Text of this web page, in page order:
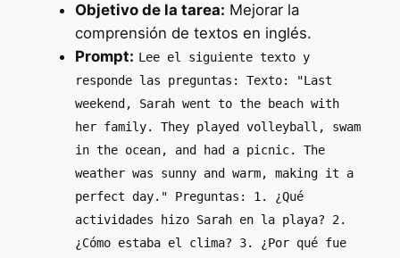
Objetivo de la tarea: Mejorar la
comprensión de textos en inglés.
Prompt: Lee el siguiente texto y
responde las preguntas: Texto: "Last
weekend, Sarah went to the beach with
her family. They played volleyball, swam
in the ocean, and had a picnic. The
weather was sunny and warm, making it a
perfect day." Preguntas: 1. ¿Qué
actividades hizo Sarah en la playa? 2.
¿Cómo estaba el clima? 3. ¿Por qué fue